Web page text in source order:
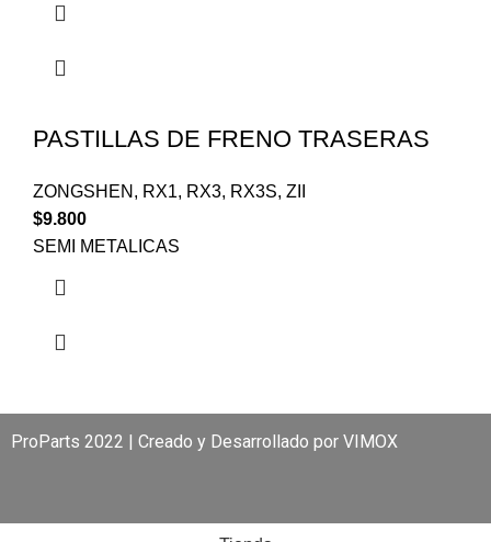
PASTILLAS DE FRENO TRASERAS
ZONGSHEN , RX1, RX3, RX3S, ZII
$9.800
SEMI METALICAS
ProParts 2022 | Creado y Desarrollado por VIMOX